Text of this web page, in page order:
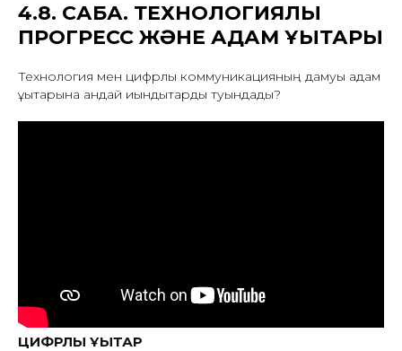
4.8. САБАҚ. ТЕХНОЛОГИЯЛЫҚ
ПРОГРЕСС ЖӘНЕ АДАМ ҚҰҚЫҚТАРЫ
Технология мен цифрлық коммуникацияның дамуы адам
құқықтарына қандай қиындықтарды туындады?
ЦИФРЛЫҚ ҚҰҚЫҚТАР